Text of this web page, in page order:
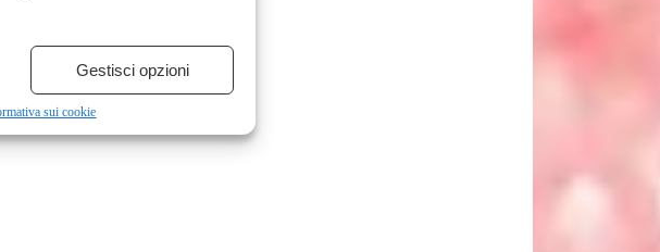
Gestisci opzioni
sui cookie